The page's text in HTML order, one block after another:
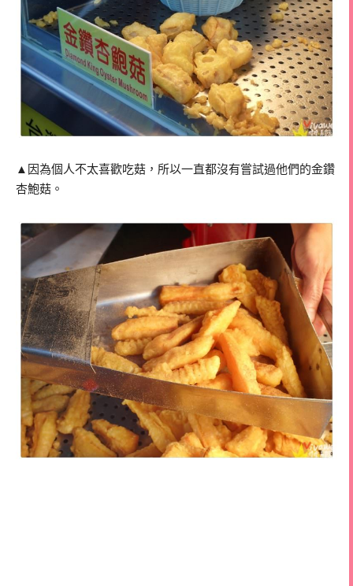
▲因為個人不太喜歡吃菇，所以一直都沒有嘗試過他們的金鑽
杏鮑菇。